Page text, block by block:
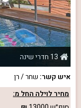
13 חדרי שינה
איש קשר: שחר / רן
מחיר לוילה החל מ: